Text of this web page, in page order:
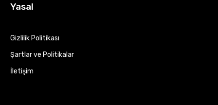
Yasal
Gizlilik Politikası
Şartlar ve Politikalar
İletişim